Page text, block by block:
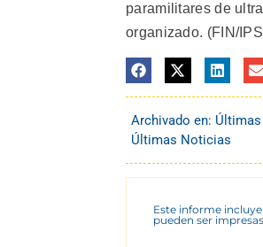
paramilitares de
organizado. (FIN/
Archivado en:
Últimas Noticias
Este informe
pueden ser